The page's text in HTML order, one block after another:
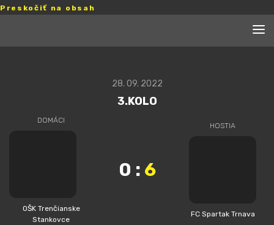
Preskočiť na obsah
28. 09. 2022
3.KOLO
DOMÁCI
OŠK Trenčianske
Stankovce
0 : 6
HOSTIA
FC Spartak Trnava